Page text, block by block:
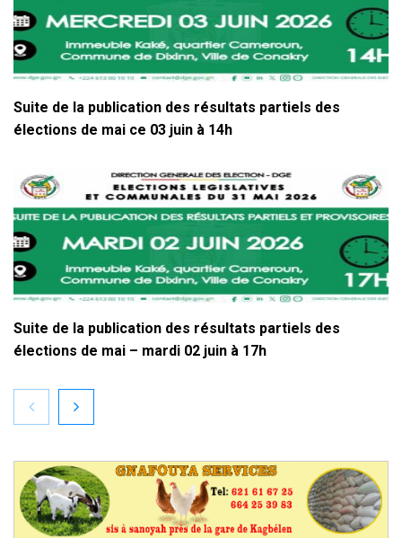
Suite de la publication des résultats partiels des
élections de mai ce 03 juin à 14h
Suite de la publication des résultats partiels des
élections de mai – mardi 02 juin à 17h